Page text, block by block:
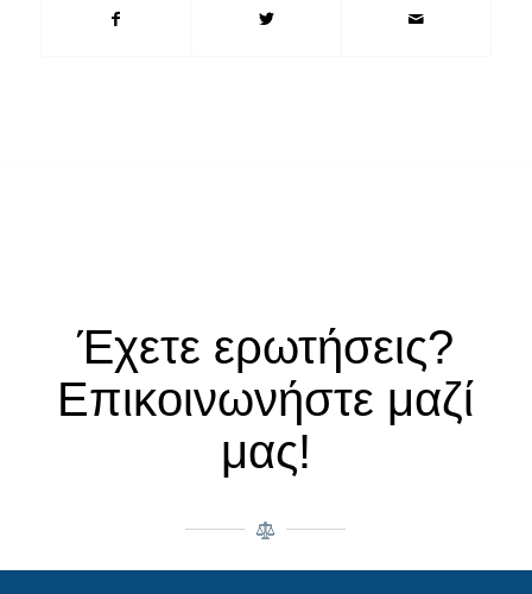
Έχετε ερωτήσεις?
Επικοινωνήστε μαζί
μας!